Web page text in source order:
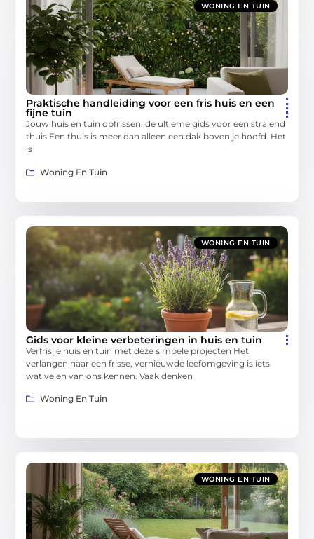
WONING EN TUIN
Praktische handleiding voor een fris huis en een
fijne tuin
Jouw huis en tuin opfrissen: de ultieme gids voor een stralend
thuis Een thuis is meer dan alleen een dak boven je hoofd. Het
is
Woning En Tuin
WONING EN TUIN
Gids voor kleine verbeteringen in huis en tuin
Verfris je huis en tuin met deze simpele projecten Het
verlangen naar een frisse, vernieuwde leefomgeving is iets
wat velen van ons kennen. Vaak denken
Woning En Tuin
WONING EN TUIN